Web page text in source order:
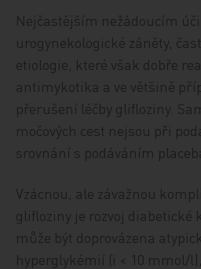
Nejčastějším nežádoucím
urogynekologické záněty,
etiologie, které však dobře
antimykotika a ve většině
přerušení léčby glifloziny.
močových cest nejsou při
srovnání s podáváním
Vzácnou, ale závažnou
glifloziny je rozvoj diabetické
může být doprovázena
hyperglykémií (i < 10 mmol/